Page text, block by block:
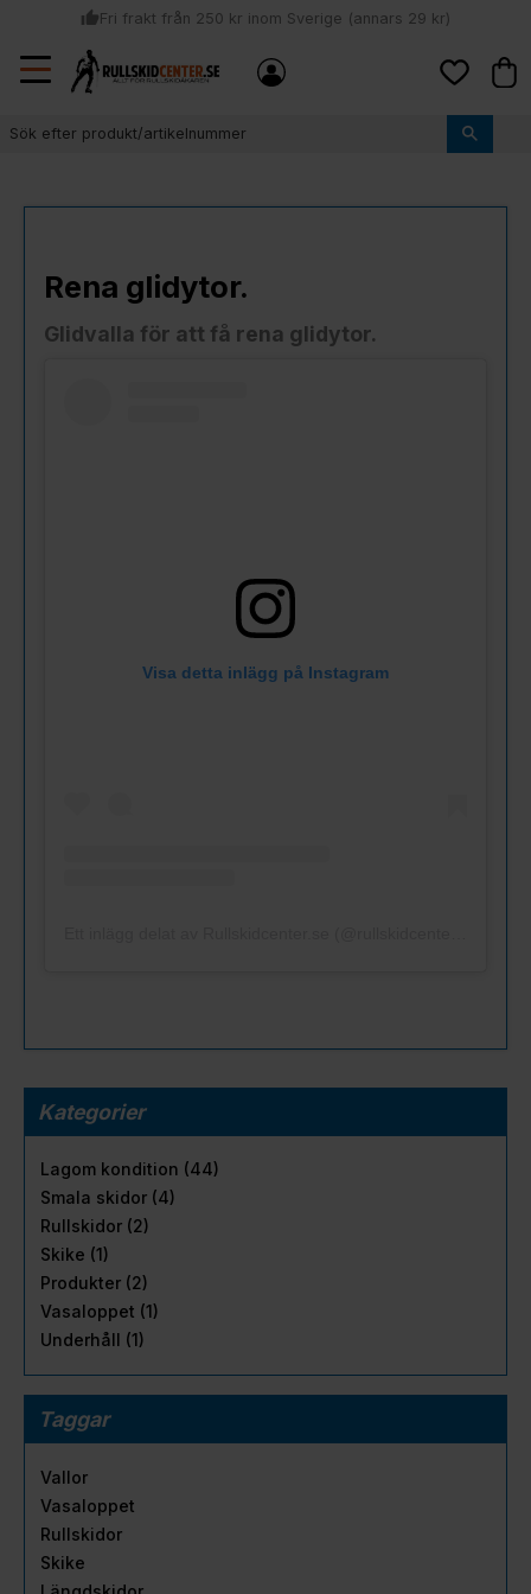
Meny
thumb_upFri frakt från 250 kr inom Sverige (annars 29 kr)
local_shipping
Sommar: Beställ innan kl 11:00 (mån-ons) och vi skickar lagervaror
samma dag
Rena glidytor.
Glidvalla för att få rena glidytor.
Visa detta inlägg på Instagram
Kategorier
Lagom kondition (44)
Smala skidor (4)
Rullskidor (2)
Skike (1)
Produkter (2)
Vasaloppet (1)
Underhåll (1)
Taggar
Vallor
Vasaloppet
Rullskidor
Skike